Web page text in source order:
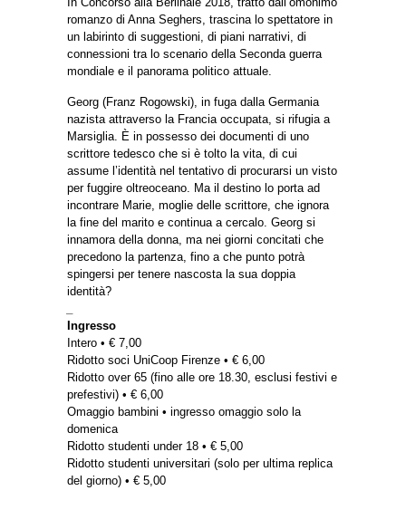
romanzo di Anna Seghers, trascina lo spettatore in
un labirinto di suggestioni, di piani narrativi, di
connessioni tra lo scenario della Seconda guerra
mondiale e il panorama politico attuale.
Georg (Franz Rogowski), in fuga dalla Germania
nazista attraverso la Francia occupata, si rifugia a
Marsiglia. È in possesso dei documenti di uno
scrittore tedesco che si è tolto la vita, di cui
assume l’identità nel tentativo di procurarsi un visto
per fuggire oltreoceano. Ma il destino lo porta ad
incontrare Marie, moglie delle scrittore, che ignora
la fine del marito e continua a cercalo. Georg si
innamora della donna, ma nei giorni concitati che
precedono la partenza, fino a che punto potrà
spingersi per tenere nascosta la sua doppia
identità?
Ingresso
Intero • € 7,00
Ridotto soci UniCoop Firenze • € 6,00
Ridotto over 65 (fino alle ore 18.30, esclusi festivi e
prefestivi) • € 6,00
Omaggio bambini • ingresso omaggio solo la
domenica
Ridotto studenti under 18 • € 5,00
Ridotto studenti universitari (solo per ultima replica
del giorno) • € 5,00